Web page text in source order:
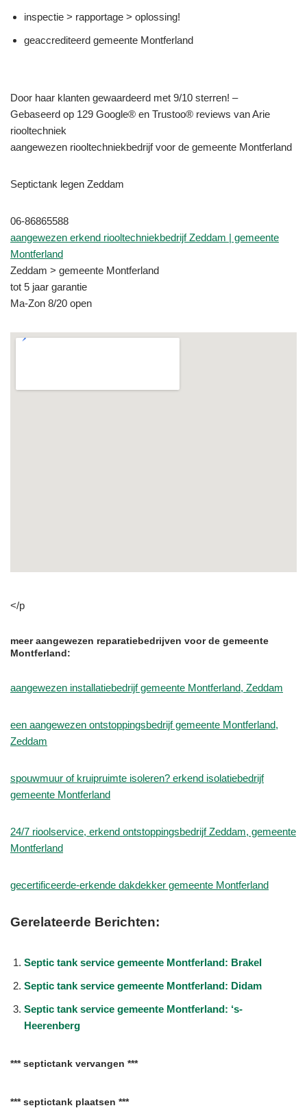
inspectie > rapportage > oplossing!
geaccrediteerd gemeente Montferland
Door haar klanten gewaardeerd met 9/10 sterren! –
Gebaseerd op 129 Google® en Trustoo® reviews van Arie
riooltechniek
aangewezen riooltechniekbedrijf voor de gemeente Montferland
Septictank legen Zeddam
06-86865588
aangewezen erkend riooltechniekbedrijf Zeddam | gemeente
Montferland
Zeddam > gemeente Montferland
tot 5 jaar garantie
Ma-Zon 8/20 open
</p
meer aangewezen reparatiebedrijven voor de gemeente
Montferland:
aangewezen installatiebedrijf gemeente Montferland, Zeddam
een aangewezen ontstoppingsbedrijf gemeente Montferland,
Zeddam
spouwmuur of kruipruimte isoleren? erkend isolatiebedrijf
gemeente Montferland
24/7 rioolservice, erkend ontstoppingsbedrijf Zeddam, gemeente
Montferland
gecertificeerde-erkende dakdekker gemeente Montferland
Gerelateerde Berichten:
Septic tank service gemeente Montferland: Brakel
Septic tank service gemeente Montferland: Didam
Septic tank service gemeente Montferland: ‘s-
Heerenberg
*** septictank vervangen ***
*** septictank plaatsen ***